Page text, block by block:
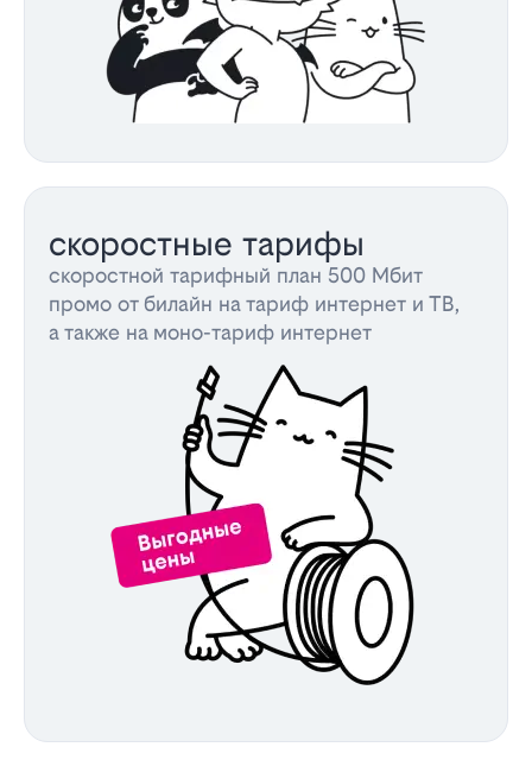
скоростные тарифы
скоростной тарифный план 500 Мбит
промо от билайн на тариф интернет и ТВ,
а также на моно-тариф интернет